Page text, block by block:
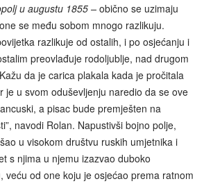
u augustu 1855 – obično se uzimaju
se među sobom mnogo razlikuju.
razlikuje od ostalih, i po osjećanju i
preovlađuje rodoljublje, nad drugom
da je carica plakala kada je pročitala
je u svom oduševljenju naredio da se ove
a pisac bude premješten na
navodi Rolan. Napustivši bojno polje,
u visokom društvu ruskih umjetnika i
s njima u njemu izazvao duboko
veću od one koju je osjećao prema ratnom